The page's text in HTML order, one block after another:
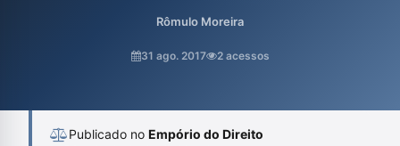
discute os princípios constitucionais que sustentam o indulto e
violação à Constituição, mas sim a necessidade de um ajuste
Rômulo Moreira
31 ago. 2017 2 acessos
Publicado no Empório do Direito